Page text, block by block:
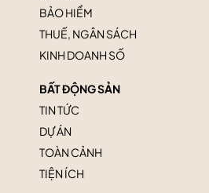
BẢO HIỂM
THUẾ, NGÂN SÁCH
KINH DOANH SỐ
BẤT ĐỘNG SẢN
TIN TỨC
DỰ ÁN
TOÀN CẢNH
TIỆN ÍCH